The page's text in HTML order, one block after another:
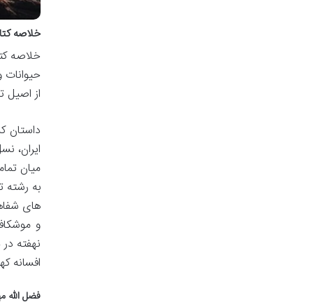
خلاصه
خلاصه
از اصیل
داستان
ایران،
میان
به رشته
های
و
نهفته
افسانه
فضل الله